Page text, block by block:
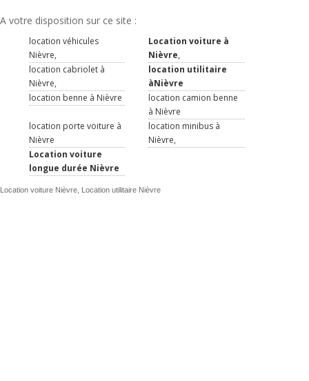
A votre disposition sur ce site :
location véhicules
Nièvre,
Location voiture à
Nièvre,
location cabriolet à
Nièvre,
location utilitaire
àNièvre
location benne à Nièvre
location camion benne
à Nièvre
location porte voiture à
Nièvre
location minibus à
Nièvre,
Location voiture
longue durée Nièvre
Location voiture Nièvre, Location utilitaire Nièvre